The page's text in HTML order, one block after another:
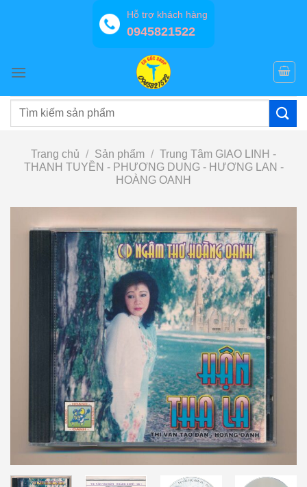
Hỗ trợ khách hàng
0945821522
Tìm
Trang chủ / Sản phẩm / Trung Tâm GIAO LINH -
THANH TUYỀN - PHƯƠNG DUNG - HƯƠNG LAN -
HOÀNG OANH